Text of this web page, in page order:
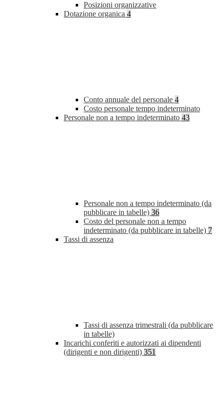
Posizioni organizzative
Dotazione organica 4
Conto annuale del personale 4
Costo personale tempo indeterminato
Personale non a tempo indeterminato 43
Personale non a tempo indeterminato (da
pubblicare in tabelle) 36
Costo del personale non a tempo
indeterminato (da pubblicare in tabelle) 7
Tassi di assenza
Tassi di assenza trimestrali (da pubblicare
in tabelle)
Incarichi conferiti e autorizzati ai dipendenti
(dirigenti e non dirigenti) 351